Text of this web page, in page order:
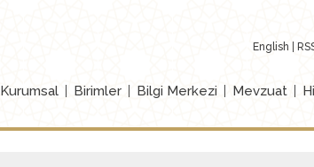
English
Kurumsal Birimler Bilgi Merkezi Mevzuat